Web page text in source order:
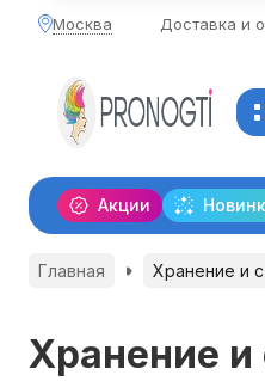
Москва Доставка и
Акции
Главная Хранение и
Хранение и